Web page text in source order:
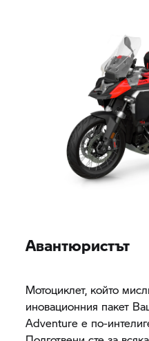
Авантюристът
Мотоциклет, който
иновационния пакет
Adventure е по-